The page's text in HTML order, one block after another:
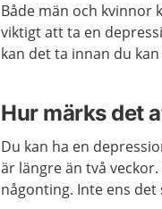
Både män och kvinnor
viktigt att ta en
kan det ta innan du
Hur märks det
Du kan ha en
är längre än två
någonting. Inte ens